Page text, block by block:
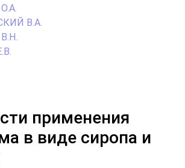
В.А.
применения
в виде сиропа и